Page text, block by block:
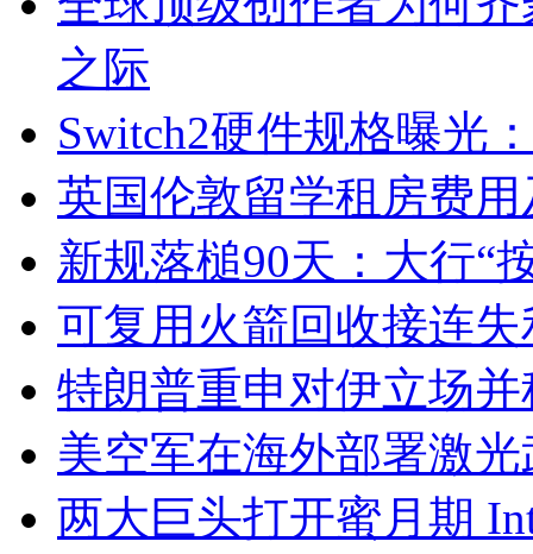
之际
Switch2硬件规格曝光
英国伦敦留学租房费
新规落槌90天：大行“
可复用火箭回收接连
特朗普重申对伊立场
美空军在海外部署激光
两大巨头打开蜜月期